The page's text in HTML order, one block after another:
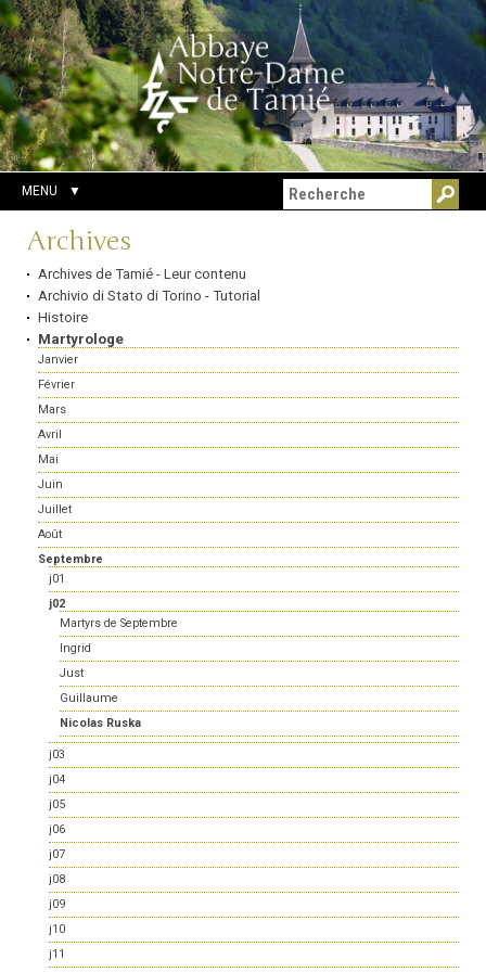
Aller
au
contenu.
|
Aller
à
la
navigation
Outils
personnels
Chercher par
Recherche
avancée…
MENU
Navigation
Archives
Archives de Tamié - Leur contenu
Archivio di Stato di Torino - Tutorial
Histoire
Martyrologe
Janvier
Février
Mars
Avril
Mai
Juin
Juillet
Août
Septembre
j01
j02
Martyrs de Septembre
Ingrid
Just
Guillaume
Nicolas Ruska
j03
j04
j05
j06
j07
j08
j09
j10
j11